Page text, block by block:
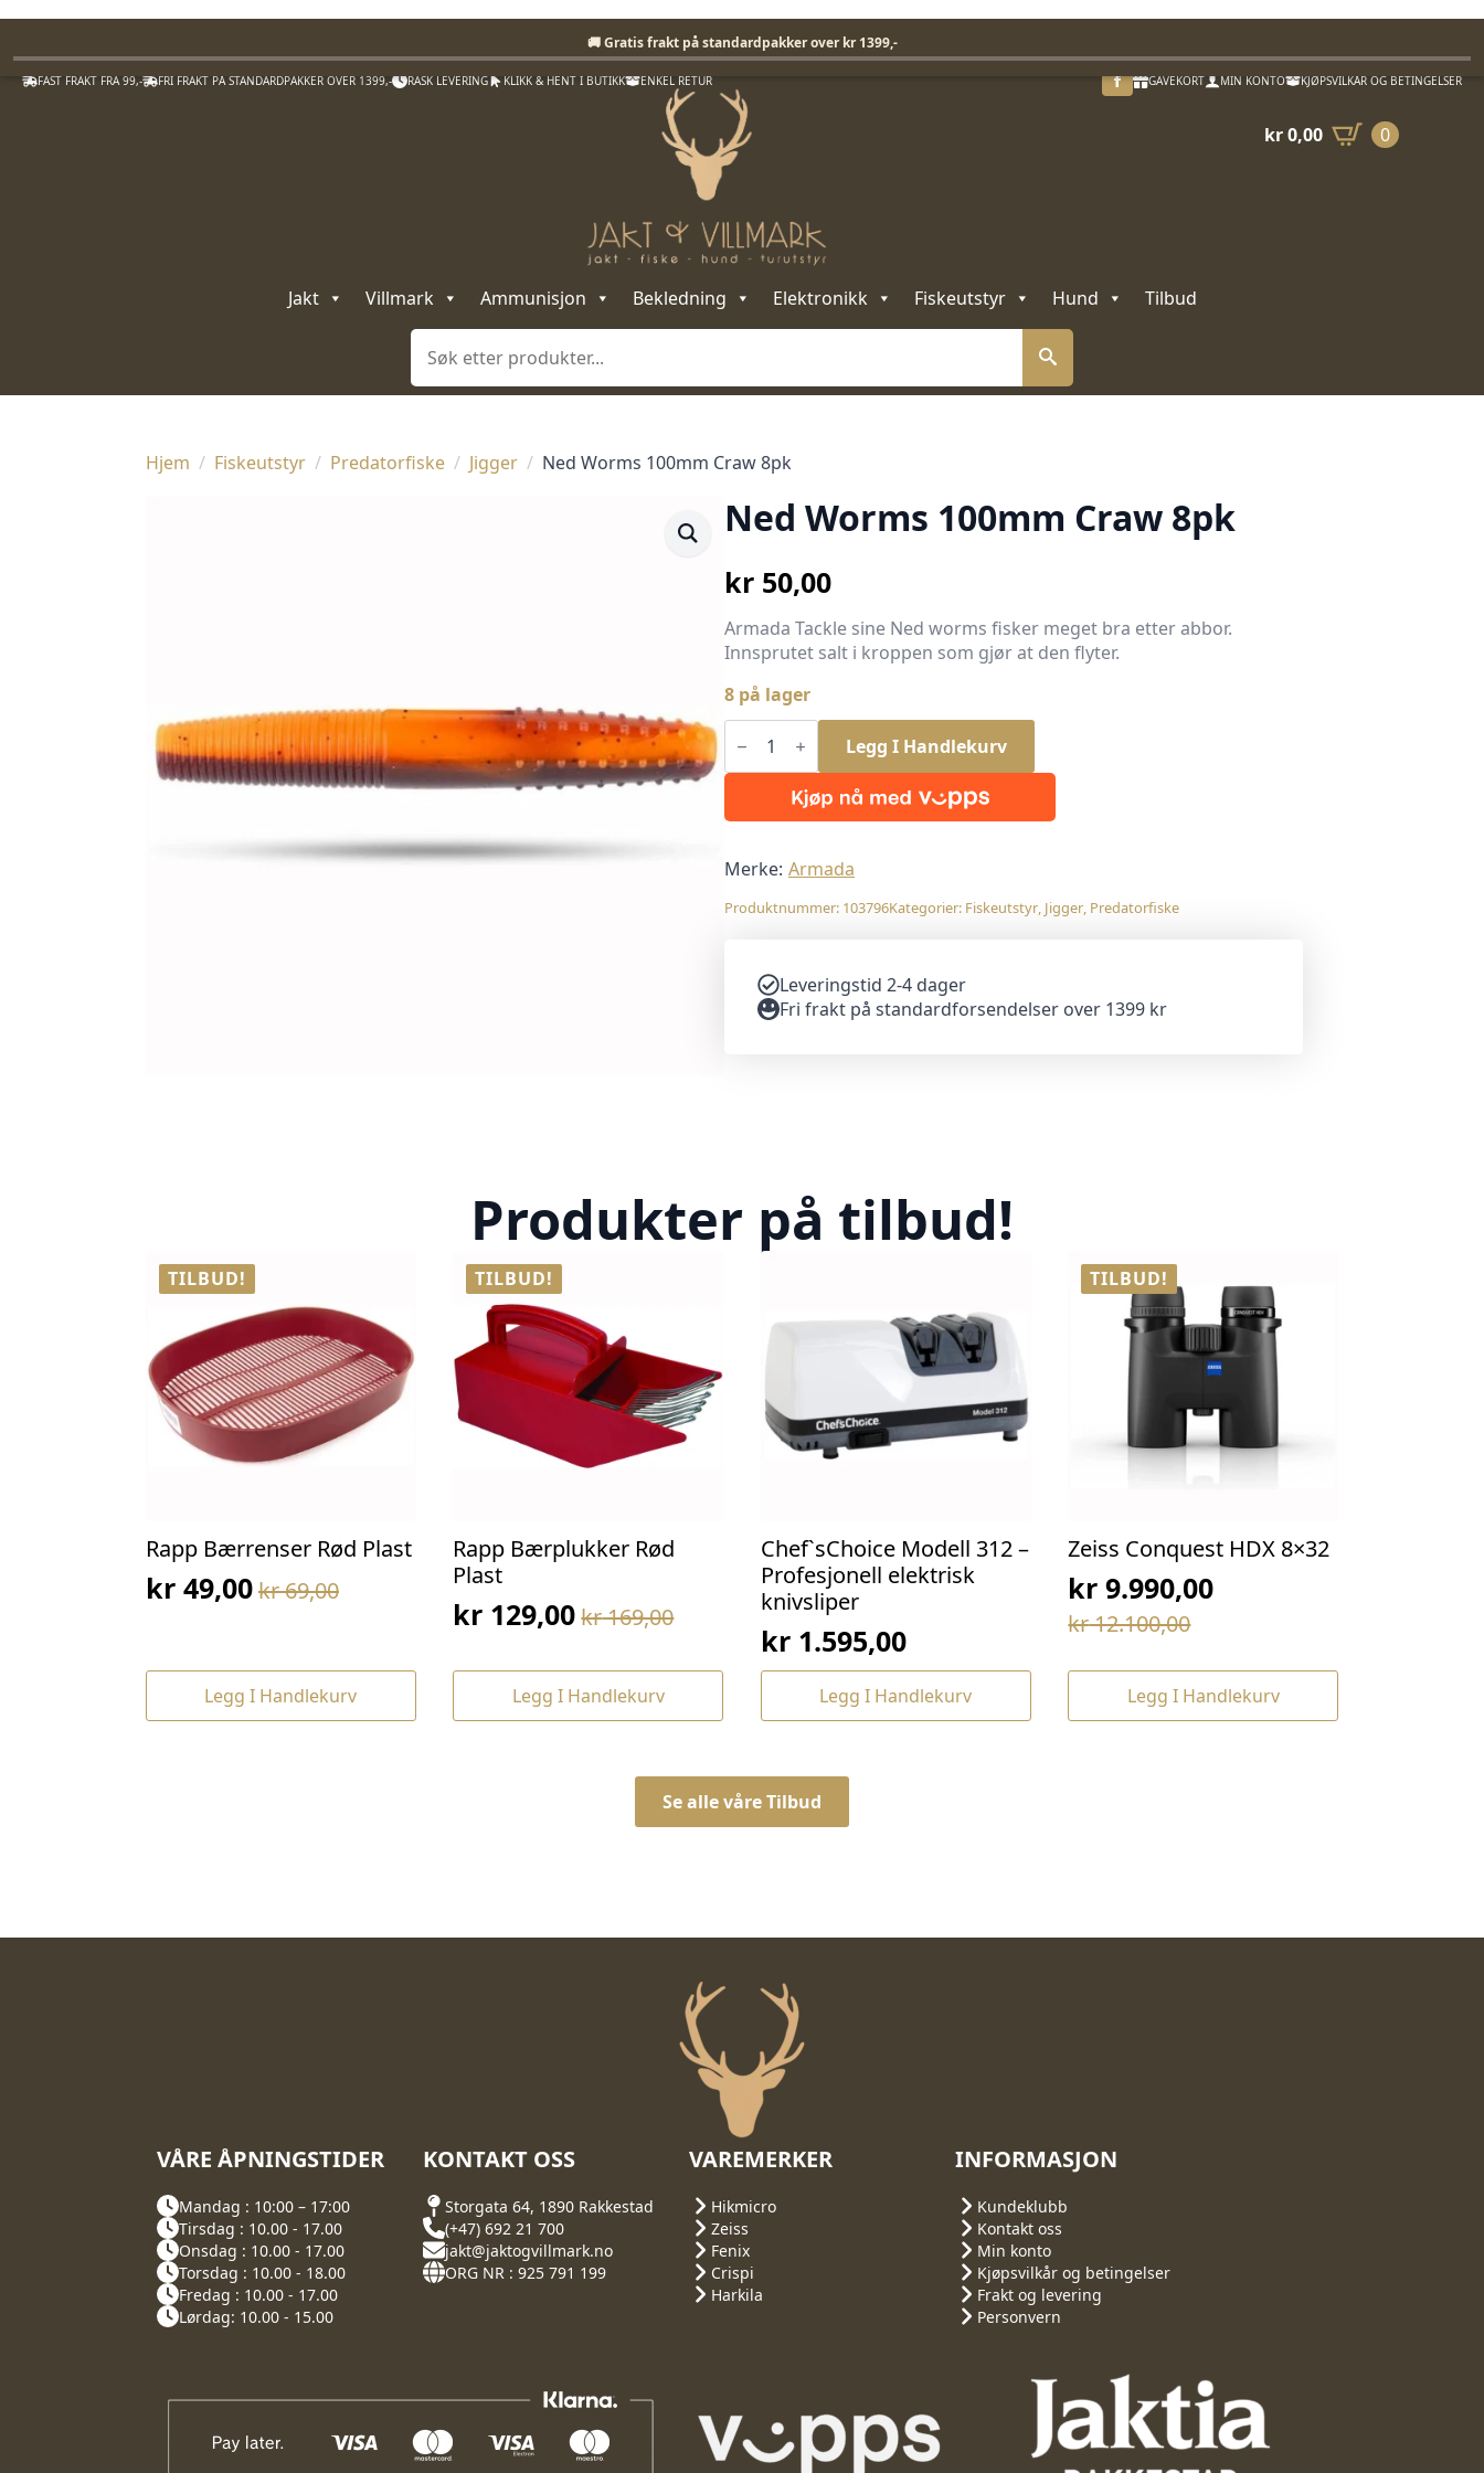
FAST FRAKT FRA 99,- FRI FRAKT PÅ STANDARDPAKKER OVER 1399,- RASK LEVERING KLIKK & HENT I BUTIKK ENKEL RETUR GAVEKORT MIN KONTO KJØPSVILKÅR OG BETINGELSER
kr0,00 0
Jakt Villmark Ammunisjon Bekledning Elektronikk Fiskeutstyr Hund
Tilbud
Søk
Hjem Fiskeutstyr Predatorfiske Jigger Ned Worms 100mm Craw 8pk
Ned Worms 100mm Craw 8pk
kr 50,00
Armada Tackle sine Ned worms fisker meget bra etter abbor.
Innsprutet salt i kroppen som gjør at den flyter.
8 på lager
Ned
Worms
Craw
antall
Legg I Handlekurv
Merke: Armada
Produktnummer: 103796Kategorier: Fiskeutstyr, Jigger, Predatorfiske
Leveringstid 2-4 dager
Fri frakt på standardforsendelser over 1399 kr
Produkter på tilbud!
TILBUD!
Rapp Bærrenser Rød Plast
kr69,00
Opprinnelig
var:
kr 69,00.
kr 49,00
Nåværende
er:
kr 49,00.
Legg I Handlekurv
TILBUD!
Rapp Bærplukker Rød
Plast
kr169,00
Opprinnelig
pris
kr 169,00.
kr 129,00
Nåværende
pris
kr 129,00.
Legg I Handlekurv
Chef`sChoice Modell 312 –
Profesjonell elektrisk
knivsliper
kr1.595,00
Legg I Handlekurv
TILBUD!
Zeiss Conquest HDX 8×32
kr12.100,00
Opprinnelig
var:
kr 12.100,00.
kr 9.990,00
Nåværende
er:
kr 9.990,00.
Legg I Handlekurv
Se alle våre Tilbud
VÅRE ÅPNINGSTIDER
Mandag : 10:00 – 17:00
Tirsdag : 10.00 - 17.00
Onsdag : 10.00 - 17.00
Torsdag : 10.00 - 18.00
Fredag : 10.00 - 17.00
Lørdag: 10.00 - 15.00
KONTAKT OSS
Storgata 64, 1890 Rakkestad
(+47) 692 21 700
jakt@jaktogvillmark.no
ORG NR : 925 791 199
VAREMERKER
Hikmicro
Zeiss
Fenix
Crispi
Harkila
INFORMASJON
Kundeklubb
Kontakt oss
Min konto
Kjøpsvilkår og betingelser
Frakt og levering
Personvern
🚚 Gratis frakt på standardpakker over kr 1399,-